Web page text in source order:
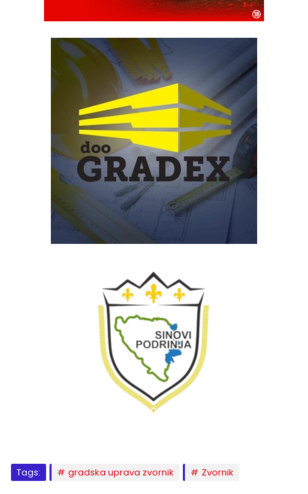
Tags: gradska uprava zvornik Zvornik